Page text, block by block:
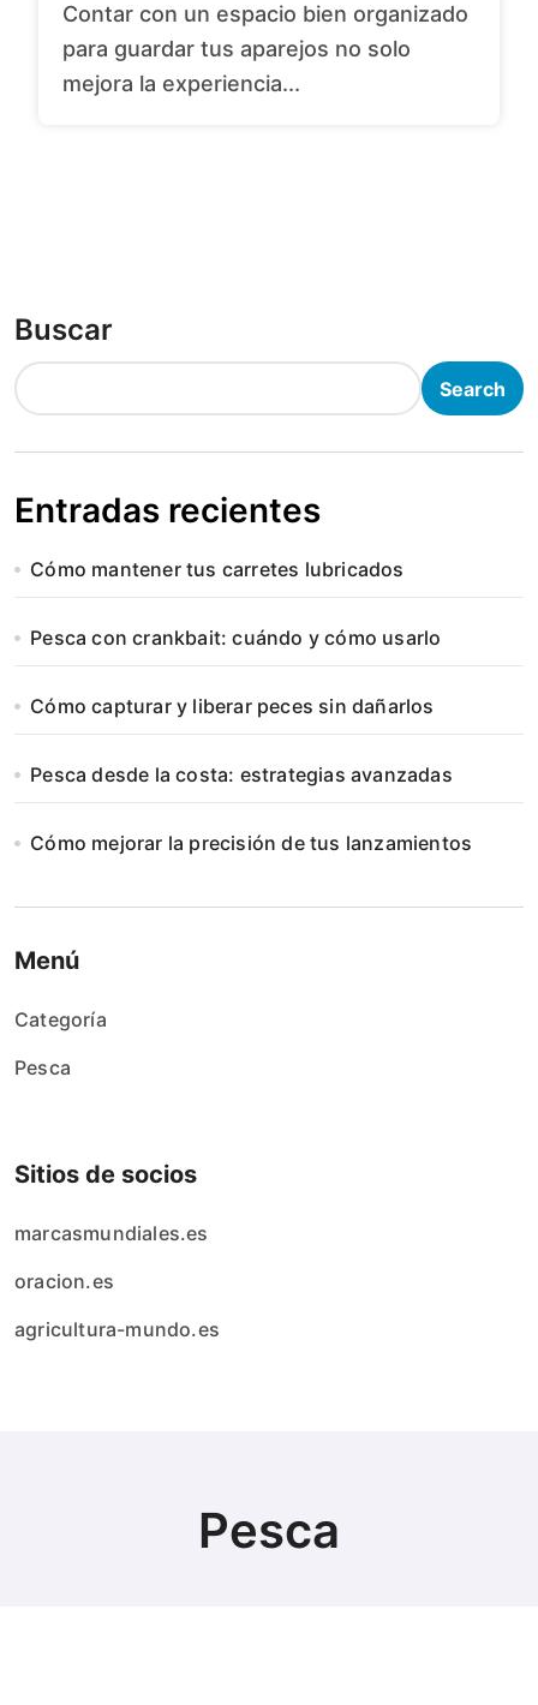
Contar con un espacio bien organizado
para guardar tus aparejos no solo
mejora la experiencia...
Buscar
Search
Entradas recientes
Cómo mantener tus carretes lubricados
Pesca con crankbait: cuándo y cómo usarlo
Cómo capturar y liberar peces sin dañarlos
Pesca desde la costa: estrategias avanzadas
Cómo mejorar la precisión de tus lanzamientos
Menú
Categoría
Pesca
Sitios de socios
marcasmundiales.es
oracion.es
agricultura-mundo.es
Pesca